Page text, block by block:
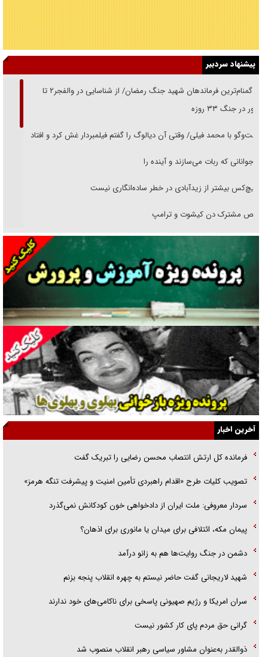
پیشنهاد سردبیر
از گمنام‌ترین فرماندهان شهید جنگ رمضان/ از شناسایی در والفجر۲ تا
حضور در جنگ ۳۳ روزه
گفت‌وگو با محمد فیلی/ وقتی آن دیالوگ را گفتم فیلمبردار غش کرد و افتاد
نوجوانانی که ربات می‌سازند و آینده را
هیچ‌کس بیشتر از زیدآبادی در خطر ساده‌انگاری نیست
رقص مشترک دن کیشوت و ترامپ
دنده دولت به واگذاری مسئله‌دار ایران‌خودرو/ خصوصی‌سازی یا انحصار؟
غریزه‌ی بقا و آقای باقی و رفقا
جراحی‌های زیبایی با مدرک فوق‌دیپلم! + گفت‌وگو با متهم
گفت‌وگو با همسر یکی از شهدای جنگ رمضان/ پیکر بی‌سر شهید را از
انگشت‌های پا شناسایی کردیم
نسلی که آنلاین الگو می‌گیرد
گفت‌وگو با آیت‌الله جاودان/ جفای مخالفان مکانت معنوی رهبر شهید را
ارتقا می‌داد
راننده مست به قانون می‌خندد
همه آقای دوربینی شده‌ایم!
قصه ناتمام سرویس مدارس
آیا مقاومت فلسطین خلع‌سلاح می‌شود؟
آخرین اخبار
فرمانده کل ارتش انتصاب محسن رضایی را تبریک گفت
تصویب کلیات طرح «اقدام راهبردی تأمین امنیت و پیشرفت تنگه هرمز»
سردار معروفی: ملت ایران از دادخواهی خون کودکانش نمی‌گذرد
پیمان مکه، ائتلافی برای میدان یا مانوری برای اذهان؟
دشمن در جنگ روایت‌ها هم به زانو درآمد
شهید لاریجانی گفت حاضر نیستم به چهره انقلاب پنجه بزنم
سران امریکا و رژیم صهیونی پاسخی برای ناکامی‌های خود ندارند
گرانی حق مردم پای کار کشور نیست
ذوالقدر به‌عنوان مشاور سیاسی رهبر انقلاب منصوب شد